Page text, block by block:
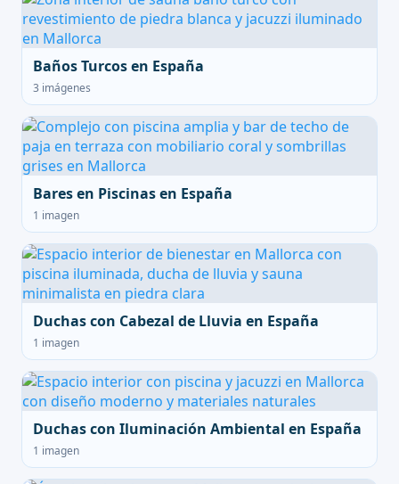
Baños Turcos en España
3 imágenes
Bares en Piscinas en España
1 imagen
Duchas con Cabezal de Lluvia en España
1 imagen
Duchas con Iluminación Ambiental en España
1 imagen